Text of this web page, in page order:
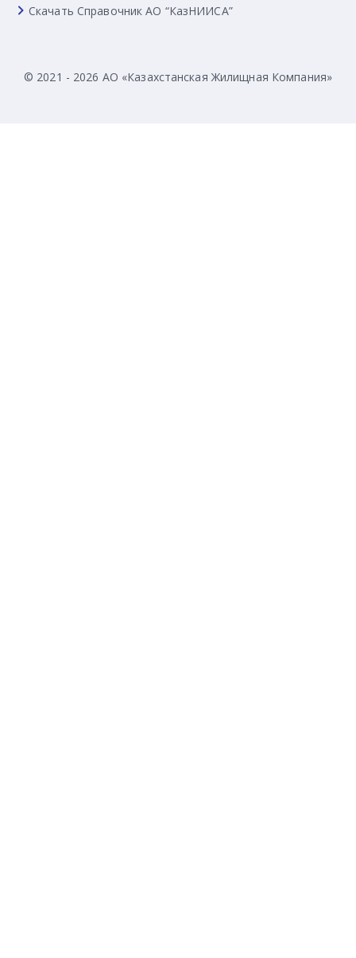
Скачать Справочник АО “КазНИИСА”
© 2021 - 2026 АО «Казахстанская Жилищная Компания»